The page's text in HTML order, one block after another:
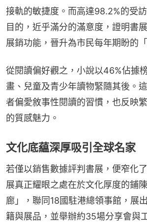
接軌的敏捷度。而高達98.2%的受
目的，近乎滿分的滿意度，證明書
展銷功能，晉升為市民每年期盼的
從閱讀偏好觀之，小說以46%佔據
畫、兒童及青少年讀物緊隨其後。
者偏愛敘事性閱讀的習慣，也反映
的質感魅力。
文化底藴深厚吸引全球名家
若僅以銷售數據評判書展，便窄化
展真正耀眼之處在於文化厚度的鋪
廊」，聯同18國駐港總領事館，展
籍與展品，並舉辦約35場分享會與